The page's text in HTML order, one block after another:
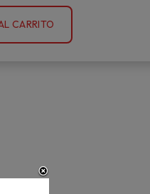
CARRITO